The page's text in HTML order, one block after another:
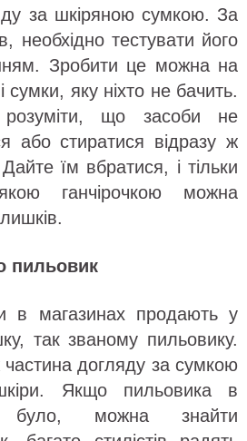
за шкіряною сумкою. За
необхідно тестувати його
Зробити це можна на
сумки, яку ніхто не бачить.
розуміти, що засоби не
або стиратися відразу ж
їм вбратися, і тільки
ганчірочкою можна
пильовик
в магазинах продають у
так званому пильовику.
догляду за сумкою
Якщо пильовика в
було, можна знайти